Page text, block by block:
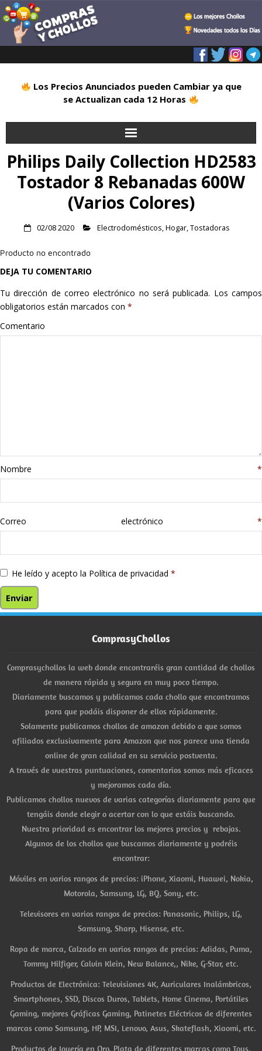
Los Precios Anunciados pueden Cambiar ya que
se Actualizan cada 12 Horas
Inicio
Alimentación
Hogar
Informática
Listas
libros
Philips Daily Collection HD2583
Tostador 8 Rebanadas 600W
(Varios Colores)
02/08 2020 Electrodomésticos,Hogar,Tostadoras
Producto no encontrado
DEJA TU COMENTARIO
Tu dirección de correo electrónico no será publicada. Los campos
obligatorios están marcados con *
Comentario
Nombre *
Correo electrónico *
He leído y acepto la Política de privacidad *
ComprasyChollos
Comprasychollos la web donde encontraréis gran cantidad de chollos
de manera rápida y segura en muy poco tiempo.
Diariamente buscamos y publicamos cada chollo que encontramos
para que podáis disponer de ellos rápidamente.
Solamente publicamos chollos de amazon debido a que somos
afiliados exclusivamente para Amazon que nos parece una tienda
online de gran calidad en su servicio postventa.
A través de vuestras puntuaciones, comentarios somos más eficaces
y mejoramos cada día.
Publicamos chollos nuevos de varias categorías diariamente para que
tengáis donde elegir o acertar con lo que estáis buscando.
Nuestra prioridad es encontrar los mejores precios y rebajas.
Algunos de los chollos que buscamos diariamente y podréis
encontrar:
Móviles en varios rangos de precios: iPhone, Xiaomi, Huawei, Nokia,
Motorola, Samsung, LG, BQ, Sony, etc.
Televisores en varios rangos de precios: Panasonic, Philips, LG,
Samsung, Sharp, Hisense, etc.
Ropa de marca, Calzado en varios rangos de precios: Adidas, Puma,
Tommy Hilfiger, Calvin Klein, New Balance,, Nike, G-Star, etc.
Productos de Electrónica: Televisiones 4K, Auriculares Inalámbricos,
Smartphones, SSD, Discos Duros, Tablets, Home Cinema, Portátiles
Gaming, mejores Gráficas Gaming, Patinetes Eléctricos de diferentes
marcas como Samsung, HP, MSI, Lenovo, Asus, Skateflash, Xiaomi, etc.
Productos de Joyería en Oro, Plata de diferentes marcas como Tous,